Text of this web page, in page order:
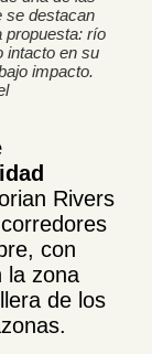
se destacan
propuesta: río
intacto en su
impacto.
Rivers
con
la zona
de los